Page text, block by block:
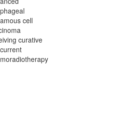
cell
curative